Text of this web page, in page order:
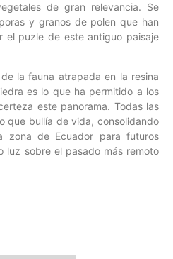
de gran relevancia. Se
y granos de polen que han
el puzle de este antiguo paisaje
la fauna atrapada en la resina
es lo que ha permitido a los
este panorama. Todas las
que bullía de vida, consolidando
zona de Ecuador para futuros
luz sobre el pasado más remoto